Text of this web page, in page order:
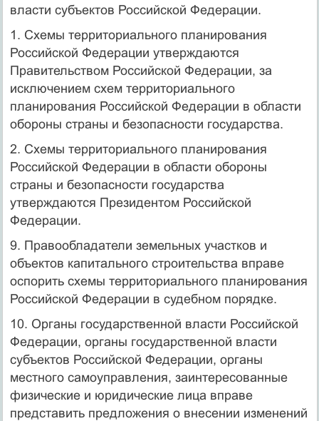
власти субъектов Российской Федерации.
1. Схемы территориального планирования
Российской Федерации утверждаются
Правительством Российской Федерации, за
исключением схем территориального
планирования Российской Федерации в области
обороны страны и безопасности государства.
2. Схемы территориального планирования
Российской Федерации в области обороны
страны и безопасности государства
утверждаются Президентом Российской
Федерации.
9. Правообладатели земельных участков и
объектов капитального строительства вправе
оспорить схемы территориального планирования
Российской Федерации в судебном порядке.
10. Органы государственной власти Российской
Федерации, органы государственной власти
субъектов Российской Федерации, органы
местного самоуправления, заинтересованные
физические и юридические лица вправе
представить предложения о внесении изменений